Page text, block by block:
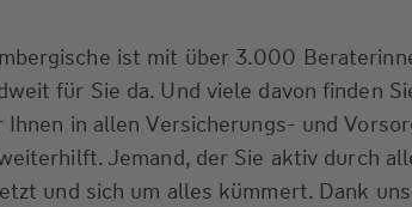
ist mit über 3.000
für Sie da. Und viele davon finden
Ihnen in allen Versicherungs- und
Jemand, der Sie aktiv durch
und sich um alles kümmert. Dank